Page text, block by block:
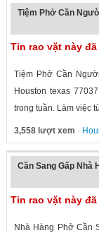
Tiệm Phở Cần
Tin rao vặt này
Tiệm Phở Cần
Houston texas
trong tuần. Làm việc
3,558 lượt xem ·
Cần Sang Gấp Nhà
Tin rao vặt này
Nhà Hàng Phở Cần